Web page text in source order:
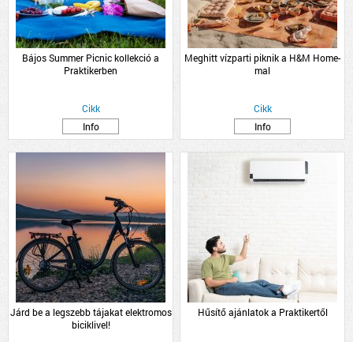
Bájos Summer Picnic kollekció a
Praktikerben
Cikk
Info
Meghitt vízparti piknik a H&M Home-
mal
Cikk
Info
Járd be a legszebb tájakat elektromos
biciklivel!
Hűsítő ajánlatok a Praktikertől